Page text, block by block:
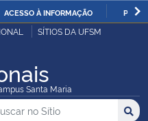
ACESSO À INFORMAÇÃO
SÍTIOS DA UFSM
Santa Maria
no no Sítio